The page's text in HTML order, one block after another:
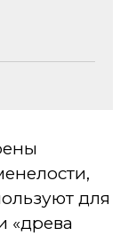
для
«древа